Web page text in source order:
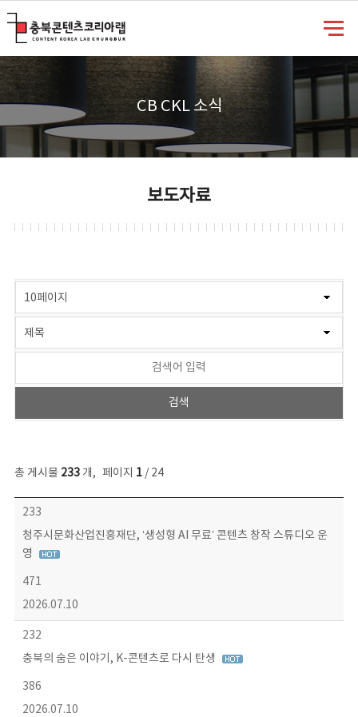
CB CKL 소식
보도자료
총 게시물 233개, 페이지 1/ 24
보도자료 목록 - 번호, 제목, 작성자, 파일, 조회수, 작성일 정보 제공
233
청주시문화산업진흥재단, ‘생성형 AI 무료’ 콘텐츠 창작 스튜디오 운
영
471
2026.07.10
232
충북의 숨은 이야기, K-콘텐츠로 다시 탄생
386
2026.07.10